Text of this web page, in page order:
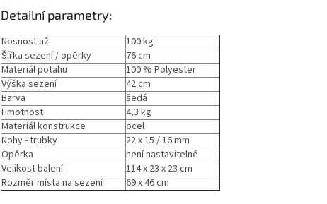
Detailní parametry:
Nosnost až
100 kg
Šířka sezení / opěrky
76 cm
Materiál potahu
100 % Polyester
Výška sezení
42 cm
Barva
šedá
Hmotnost
4,3 kg
Materiál konstrukce
ocel
Nohy - trubky
22 x 15 / 16 mm
Opěrka
není nastavitelné
Velikost balení
114 x 23 x 23 cm
Rozměr místa na sezení
69 x 46 cm